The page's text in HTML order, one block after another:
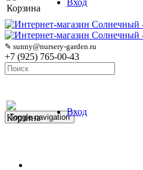
Корзина
Вход
✎ sunny@nursery-garden.ru
+7 (925) 765-00-43
Корзина
Вход
Toggle navigation